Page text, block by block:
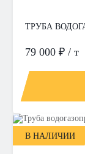
ТРУБА
79 000 ₽ / т
В НАЛИЧИИ